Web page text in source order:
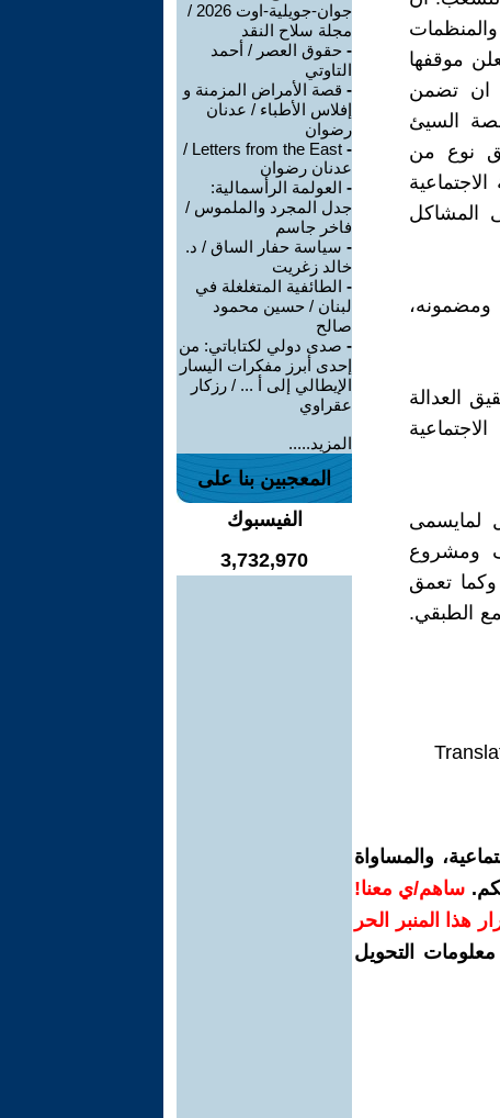
موقفها
ان تضمن
السيئ
نوع من
المشاكل
العدالة
لمايسمى
ومشروع
وكما تعمق
الطبقي.
والمساواة
ساهم/ي معنا!
هذا المنبر الحر
معلومات التحويل
جوان-جويلية-اوت 2026 /
مجلة سلاح النقد
- حقوق العصر / أحمد
التاوتي
- قصة الأمراض المزمنة و
إفلاس الأطباء / عدنان
رضوان
-
Letters from the East /
عدنان رضوان
- العولمة الرأسمالية:
جدل المجرد والملموس /
فاخر جاسم
- سياسة حفار الساق / د.
خالد زغريت
- الطائفية المتغلغلة في
لبنان / حسين محمود
صالح
- صدى دولي لكتاباتي: من
إحدى أبرز مفكرات اليسار
الإيطالي إلى أ ... / رزكار
عقراوي
المزيد.....
المعجبين بنا على
الفيسبوك
3,732,970